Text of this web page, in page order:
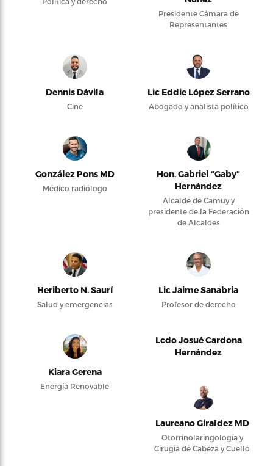
Presidente Cámara de
Representantes
Dennis Dávila
Cine
Lic Eddie López Serrano
Abogado y analista político
González Pons MD
Médico radiólogo
Hon. Gabriel “Gaby”
Hernández
Alcalde de Camuy y
presidente de la Federación
de Alcaldes
Heriberto N. Saurí
Salud y emergencias
Lic Jaime Sanabria
Profesor de derecho
Kiara Gerena
Energía Renovable
Lcdo Josué Cardona
Hernández
Laureano Giraldez MD
Otorrinolaringología y
Cirugía de Cabeza y Cuello